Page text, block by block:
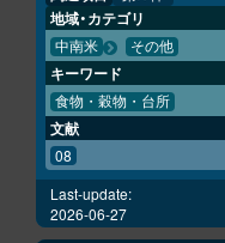
地域・カテゴリ
中南米 その他
キーワード
食物・穀物・台所
文献
08
Last-update:
2026-06-27